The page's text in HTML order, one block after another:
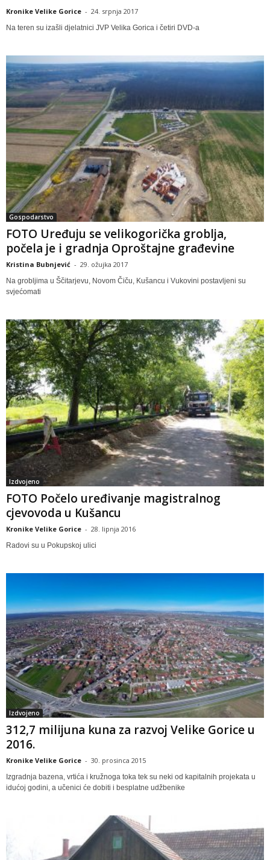
Kronike Velike Gorice - 24. srpnja 2017
Na teren su izašli djelatnici JVP Velika Gorica i četiri DVD-a
Gospodarstvo
FOTO Uređuju se velikogorička groblja,
počela je i gradnja Oproštajne građevine
Kristina Bubnjević - 29. ožujka 2017
Na grobljima u Ščitarjevu, Novom Čiču, Kušancu i Vukovini postavljeni su
svjećomati
Izdvojeno
FOTO Počelo uređivanje magistralnog
cjevovoda u Kušancu
Kronike Velike Gorice - 28. lipnja 2016
Radovi su u Pokupskoj ulici
Izdvojeno
312,7 milijuna kuna za razvoj Velike Gorice u
2016.
Kronike Velike Gorice - 30. prosinca 2015
Izgradnja bazena, vrtića i kružnoga toka tek su neki od kapitalnih projekata u
idućoj godini, a učenici će dobiti i besplatne udžbenike